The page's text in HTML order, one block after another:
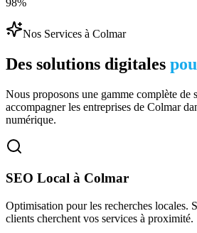
Nos Services à Colmar
Des solutions digitales
Nous proposons une gamme complète de
accompagner les entreprises de Colmar
numérique.
SEO Local à Colmar
Optimisation pour les recherches locales.
clients cherchent vos services à proximité.